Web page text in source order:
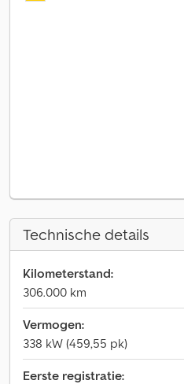
Technische details
Kilometerstand:
306.000 km
Vermogen:
338 kW (459,55 pk)
Eerste registratie: